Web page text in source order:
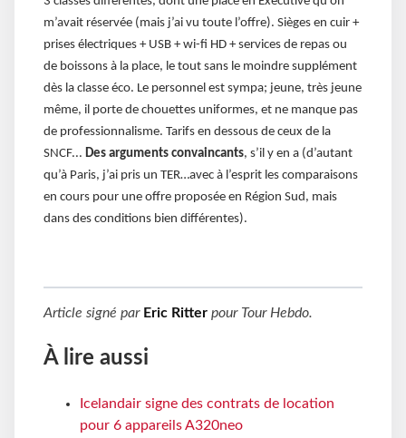
m’avait réservée (mais j’ai vu toute l’offre). Sièges en cuir +
prises électriques + USB + wi-fi HD + services de repas ou
de boissons à la place, le tout sans le moindre supplément
dès la classe éco. Le personnel est sympa; jeune, très jeune
même, il porte de chouettes uniformes, et ne manque pas
de professionnalisme. Tarifs en dessous de ceux de la
SNCF... Des arguments convaincants, s’il y en a (d’autant
qu’à Paris, j’ai pris un TER…avec à l’esprit les comparaisons
en cours pour une offre proposée en Région Sud, mais
dans des conditions bien différentes).
Article signé par Eric Ritter pour Tour Hebdo.
À lire aussi
Icelandair signe des contrats de location
pour 6 appareils A320neo